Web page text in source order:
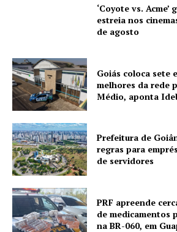
‘Coyote vs.
estreia nos
de agosto
Goiás coloca sete
melhores da rede
Médio, aponta
Prefeitura de
regras para
de servidores
PRF apreende
de medicamentos
na BR-060, em